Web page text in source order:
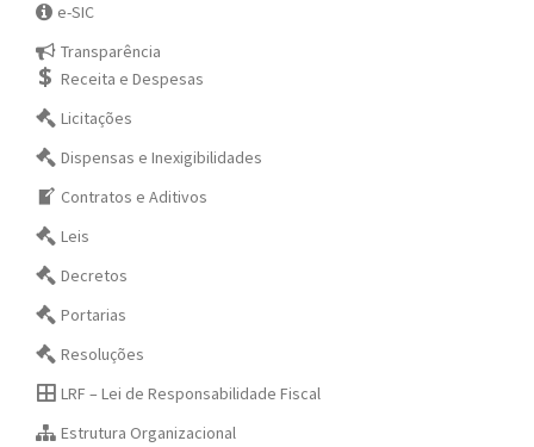
e-SIC
Transparência
Receita e Despesas
Licitações
Dispensas e Inexigibilidades
Contratos e Aditivos
Leis
Decretos
Portarias
Resoluções
LRF – Lei de Responsabilidade Fiscal
Estrutura Organizacional